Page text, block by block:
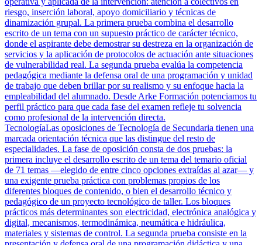
riesgo, inserción laboral, apoyo domiciliario y técnicas de
dinamización grupal. La primera prueba combina el desarrollo
escrito de un tema con un supuesto práctico de carácter técnico,
donde el aspirante debe demostrar su destreza en la organización de
servicios y la aplicación de protocolos de actuación ante situaciones
de vulnerabilidad real. La segunda prueba evalúa la competencia
pedagógica mediante la defensa oral de una programación y unidad
de trabajo que deben brillar por su realismo y su enfoque hacia la
empleabilidad del alumnado. Desde Arke Formación potenciamos tu
perfil práctico para que cada fase del examen refleje tu solvencia
como profesional de la intervención directa.
TecnologíaLas oposiciones de Tecnología de Secundaria tienen una
marcada orientación técnica que las distingue del resto de
especialidades. La fase de oposición consta de dos pruebas: la
primera incluye el desarrollo escrito de un tema del temario oficial
de 71 temas —elegido de entre cinco opciones extraídas al azar— y
una exigente prueba práctica con problemas propios de los
diferentes bloques de contenido, o bien el desarrollo técnico y
pedagógico de un proyecto tecnológico de taller. Los bloques
prácticos más determinantes son electricidad, electrónica analógica y
digital, mecanismos, termodinámica, neumática e hidráulica,
materiales y sistemas de control. La segunda prueba consiste en la